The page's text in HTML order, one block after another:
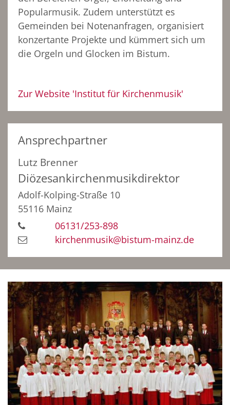
Popularmusik. Zudem unterstützt es
Gemeinden bei Notenanfragen, organisiert
konzertante Projekte und kümmert sich um
die Orgeln und Glocken im Bistum.
Zur Website 'Institut für Kirchenmusik'
Ansprechpartner
Lutz Brenner
Diözesankirchenmusikdirektor
Adolf-Kolping-Straße 10
55116 Mainz
06131/253-898
kirchenmusik@bistum-mainz.de